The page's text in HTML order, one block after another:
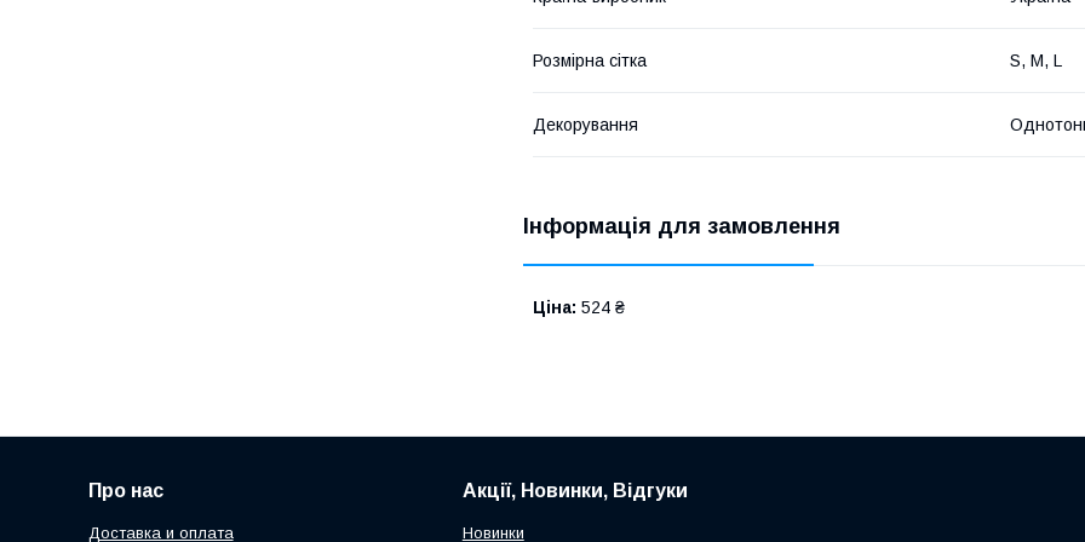
Розмірна сітка S, M, L
Декорування
Інформація для замовлення
Ціна: 524 ₴
Про нас
Доставка и оплата
Акції, Новинки, Відгуки
Новинки